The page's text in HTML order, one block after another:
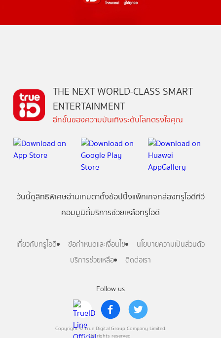
Follow us
Copyright © True Digital Group Company Limited.
All rights reserved
THE NEXT WORLD-CLASS SMART
ENTERTAINMENT
อีกขั้นของความบันเทิงระดับโลกตรงใจคุณ
วันนี้ดูสิทธิพิเศษอ่านเกมตาตั้งช้อปปิ้งแพ็กเกจกล่องทรูไอดีทีวี
คอมมูนิตี้บริการช่วยเหลือทรูไอดี
เกี่ยวกับทรูไอดี ข้อกำหนดและเงื่อนไข
นโยบายความเป็นส่วนตัว
บริการช่วยเหลือ
ติดต่อเรา